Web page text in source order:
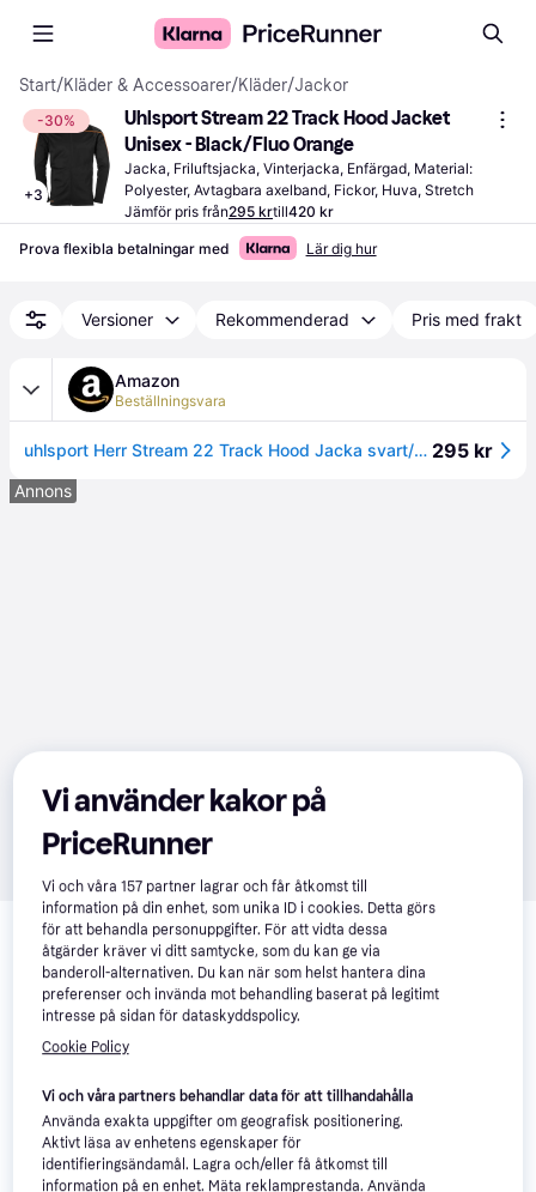
Start/Kläder & Accessoarer/Kläder/Jackor
-30%
+3
Uhlsport Stream 22 Track Hood Jacket
Unisex - Black/Fluo Orange
Jacka, Friluftsjacka, Vinterjacka, Enfärgad, Material:
Polyester, Avtagbara axelband, Fickor, Huva, Stretch
Jämför pris från295 krtill420 kr
Prova flexibla betalningar med Lär dig hur
Versioner Rekommenderad Pris med frakt
Amazon
Beställningsvara
uhlsport Herr Stream 22 Track Hood Jacka svart/fluo-orange S 295 kr
Annons
Relaterade produkter
Vi har plockat fram ett urval av produkter som kanske skulle
intressera dig. Visa alla
-24%
Vi använder kakor på
PriceRunner
Vi och våra157 partner lagrar och får åtkomst till
information på din enhet, som unika ID i cookies. Detta görs
för att behandla personuppgifter. För att vidta dessa
åtgärder kräver vi ditt samtycke, som du kan ge via
banderoll-alternativen. Du kan när som helst hantera dina
preferenser och invända mot behandling baserat på legitimt
intresse på sidan för dataskyddspolicy.
Cookie Policy
Vi och våra partners behandlar data för att tillhandahålla
Använda exakta uppgifter om geografisk positionering.
Aktivt läsa av enhetens egenskaper för
identifieringsändamål. Lagra och/eller få åtkomst till
information på en enhet. Mäta reklamprestanda. Använda